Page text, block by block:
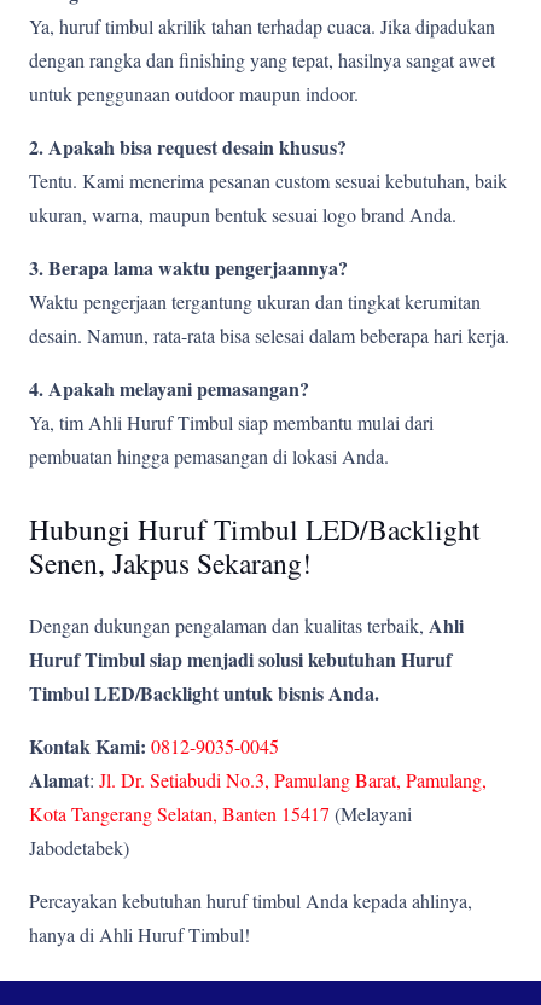
Ya, huruf timbul akrilik tahan terhadap cuaca. Jika dipadukan
dengan rangka dan finishing yang tepat, hasilnya sangat awet
untuk penggunaan outdoor maupun indoor.
2. Apakah bisa request desain khusus?
Tentu. Kami menerima pesanan custom sesuai kebutuhan, baik
ukuran, warna, maupun bentuk sesuai logo brand Anda.
3. Berapa lama waktu pengerjaannya?
Waktu pengerjaan tergantung ukuran dan tingkat kerumitan
desain. Namun, rata-rata bisa selesai dalam beberapa hari kerja.
4. Apakah melayani pemasangan?
Ya, tim Ahli Huruf Timbul siap membantu mulai dari
pembuatan hingga pemasangan di lokasi Anda.
Hubungi Huruf Timbul LED/Backlight
Senen, Jakpus Sekarang!
Dengan dukungan pengalaman dan kualitas terbaik, Ahli
Huruf Timbul siap menjadi solusi kebutuhan Huruf
Timbul LED/Backlight untuk bisnis Anda.
Kontak Kami: 0812-9035-0045
Alamat: Jl. Dr. Setiabudi No.3, Pamulang Barat, Pamulang,
Kota Tangerang Selatan, Banten 15417 (Melayani
Jabodetabek)
Percayakan kebutuhan huruf timbul Anda kepada ahlinya,
hanya di Ahli Huruf Timbul!